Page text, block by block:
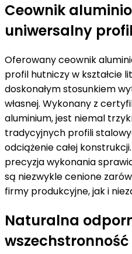
Ceownik
uniwersalny
Oferowany ceownik
profil hutniczy w kształcie
doskonałym stosunkiem
własnej. Wykonany z
aluminium, jest niemal
tradycyjnych profili
odciążenie całej
precyzja wykonania
są niezwykle cenione
firmy produkcyjne, jak i
Naturalna